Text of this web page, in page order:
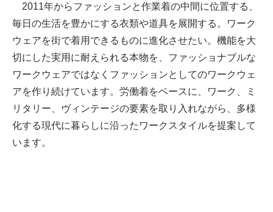
2011年からファッションと作業着の中間に位置する、
毎日の生活を豊かにする衣類や道具を展開する。ワーク
ウェアを街で着用できるものに進化させたい。機能を大
切にした実用に耐えられる本物を、ファッショナブルな
ワークウェアではなくファッションとしてのワークウェ
アを作り続けています。労働着をベースに、ワーク、ミ
リタリー、ヴィンテージの要素を取り入れながら、多様
化する現代に暮らしに沿ったワークスタイルを提案して
います。